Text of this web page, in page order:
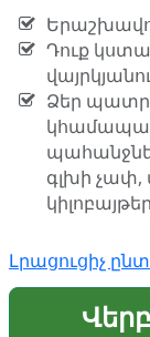
Դուք
Ձեր
գլխի չափ,
Լրացուցիչ